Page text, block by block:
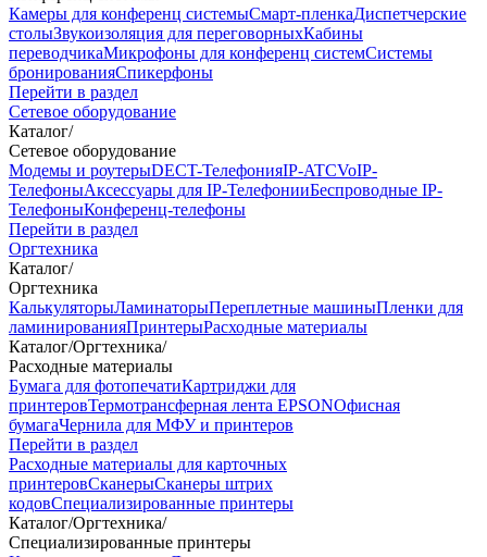
Камеры для конференц системыCмарт-пленкаДиспетчерские
столыЗвукоизоляция для переговорныхКабины
переводчикаМикрофоны для конференц системСистемы
бронированияСпикерфоны
Перейти в раздел
Сетевое оборудование
Каталог/
Сетевое оборудование
Модемы и роутерыDECT-ТелефонияIP-ATCVoIP-
ТелефоныАксессуары для IP-ТелефонииБеспроводные IP-
ТелефоныКонференц-телефоны
Перейти в раздел
Оргтехника
Каталог/
Оргтехника
КалькуляторыЛаминаторыПереплетные машиныПленки для
ламинированияПринтерыРасходные материалы
Каталог/Оргтехника/
Расходные материалы
Бумага для фотопечатиКартриджи для
принтеровТермотрансферная лента EPSONОфисная
бумагаЧернила для МФУ и принтеров
Перейти в раздел
Расходные материалы для карточных
принтеровСканерыСканеры штрих
кодовСпециализированные принтеры
Каталог/Оргтехника/
Специализированные принтеры